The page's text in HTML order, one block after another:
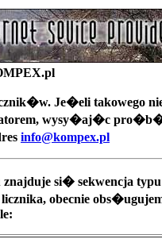
Je�eli takowego
wysy�aj�c
info@kompex.pl
si� sekwencja typu
obecnie